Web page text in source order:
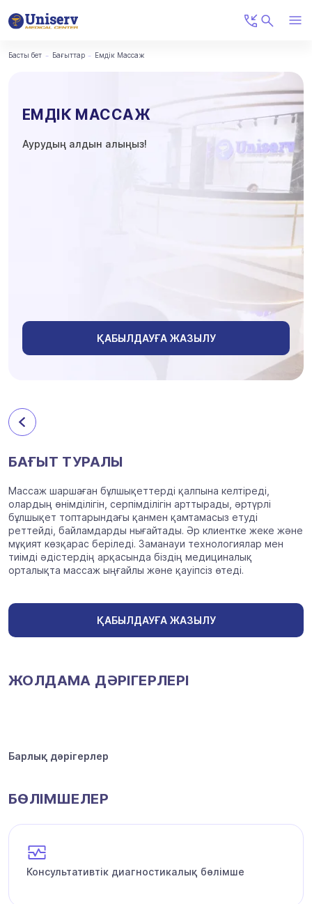
Басты бет Бағыттар Емдік Массаж
ЕМДІК МАССАЖ
Аурудың алдын алыңыз!
ҚАБЫЛДАУҒА ЖАЗЫЛУ
БАҒЫТ ТУРАЛЫ
Массаж шаршаған бұлшықеттерді қалпына келтіреді,
олардың өнімділігін, серпімділігін арттырады, әртүрлі
бұлшықет топтарындағы қанмен қамтамасыз етуді
реттейді, байламдарды нығайтады. Әр клиентке жеке және
мұқият көзқарас беріледі. Заманауи технологиялар мен
тиімді әдістердің арқасында біздің медициналық
орталықта массаж ыңғайлы және қауіпсіз өтеді.
ҚАБЫЛДАУҒА ЖАЗЫЛУ
ЖОЛДАМА ДӘРІГЕРЛЕРІ
Барлық дәрігерлер
БӨЛІМШЕЛЕР
Консультативтік диагностикалық бөлімше